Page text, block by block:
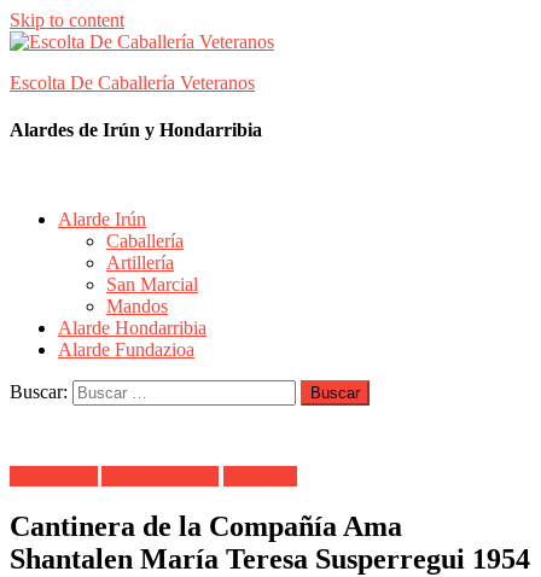
Skip to content
Escolta De Caballería Veteranos
Alardes de Irún y Hondarribia
Alarde Irún
Caballería
Artillería
San Marcial
Mandos
Alarde Hondarribia
Alarde Fundazioa
Buscar:
Cantinera de la Compañía Ama
Shantalen María Teresa Susperregui 1954